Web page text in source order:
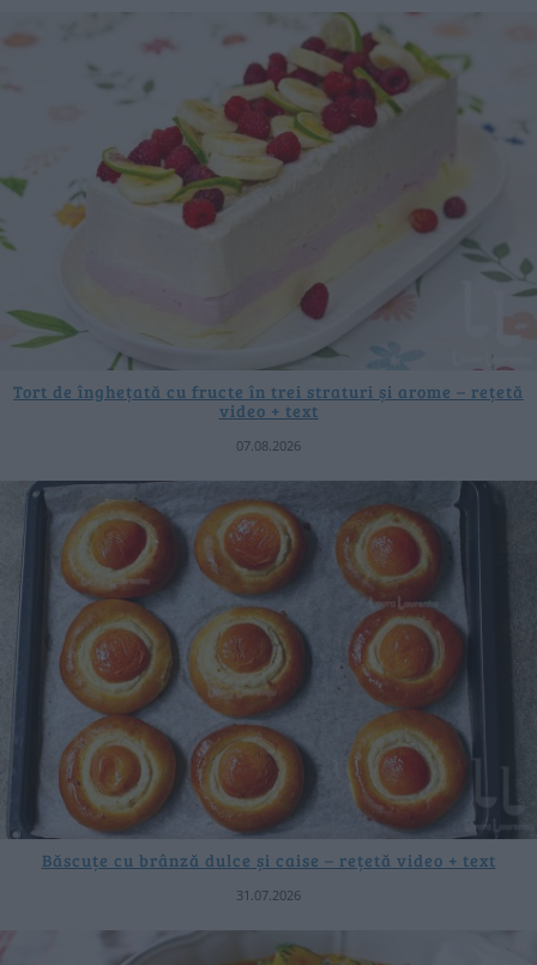
Tort de înghețată cu fructe în trei straturi și arome – rețetă
video + text
07.08.2026
Băscuțe cu brânză dulce și caise – rețetă video + text
31.07.2026